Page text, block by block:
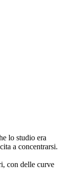
lo studio era
a concentrarsi.
con delle curve